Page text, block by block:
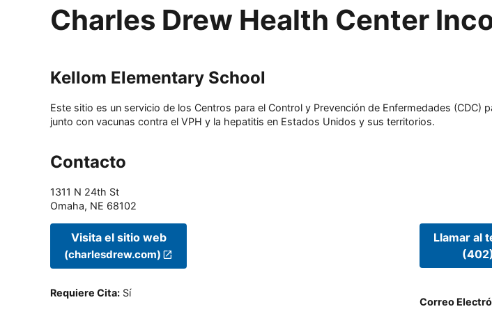
Charles Drew Health Center
Kellom Elementary School
Este sitio es un servicio de los Centros para el Control y Prevención de Enfermedades
junto con vacunas contra el VPH y la hepatitis en Estados Unidos y sus territorios.
Contacto
1311 N 24th St
Omaha, NE 68102
Visita el sitio web
(charlesdrew.com)
Requiere Cita: Sí
Llamar al
Correo